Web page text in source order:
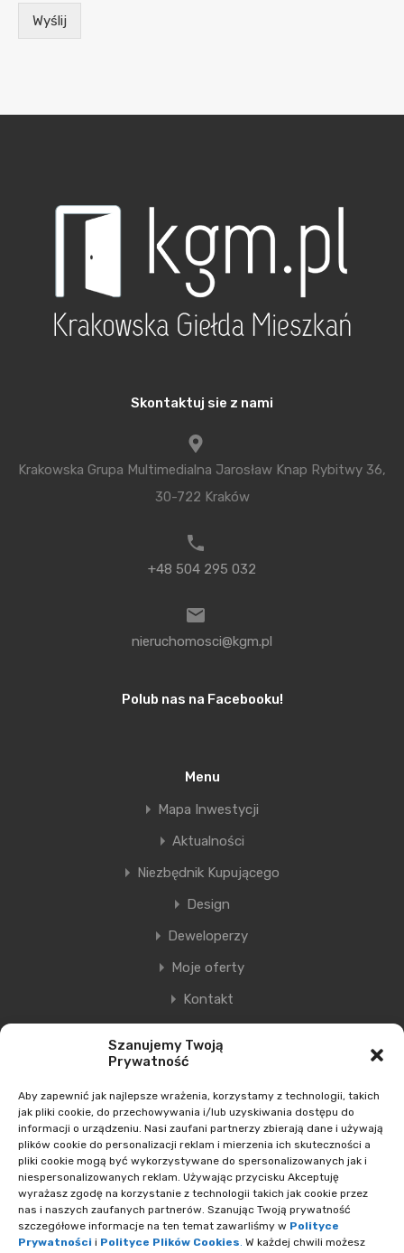
Szanujemy Twoją
Prywatność
Aby zapewnić jak najlepsze wrażenia, korzystamy z technologii, takich
jak pliki cookie, do przechowywania i/lub uzyskiwania dostępu do
informacji o urządzeniu. Nasi zaufani partnerzy zbierają dane i używają
plików cookie do personalizacji reklam i mierzenia ich skuteczności a
pliki cookie mogą być wykorzystywane do spersonalizowanych jak i
niespersonalizowanych reklam. Używając przycisku Akceptuję
wyrażasz zgodę na korzystanie z technologii takich jak cookie przez
nas i naszych zaufanych partnerów. Szanując Twoją prywatność
szczegółowe informacje na ten temat zawarliśmy w Polityce
Prywatności i Polityce Plików Cookies. W każdej chwili możesz
k
Wyślij
Skontaktuj sie z nami
Krakowska Grupa Multimedialna Jarosław Knap Rybitwy 36,
30-722 Kraków
+48 504 295 032
nieruchomosci@kgm.pl
Polub nas na Facebooku!
Menu
Mapa Inwestycji
Aktualności
Niezbędnik Kupującego
Design
Deweloperzy
Moje oferty
Kontakt
Ostatnie wpisy
Nowa era Filharmonii Krakowskiej
Premiera nowego etapu inwestycji Krakowskie
Przedmieście
Polska na inwestycyjnej mapie Europy świeci na zielono
Smętna Garden– wakacyjna promocja na mieszkania